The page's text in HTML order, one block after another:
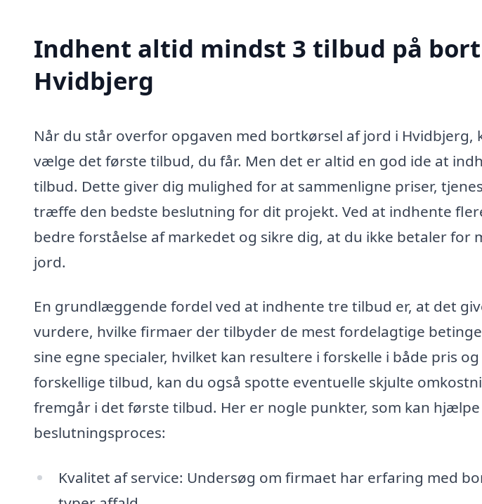
Indhent altid mindst 3 tilbud på
Hvidbjerg
Når du står overfor opgaven med bortkørsel af jord i
vælge det første tilbud, du får. Men det er altid en god ide at
tilbud. Dette giver dig mulighed for at sammenligne priser,
træffe den bedste beslutning for dit projekt. Ved at indhente
bedre forståelse af markedet og sikre dig, at du ikke betaler for
jord.
En grundlæggende fordel ved at indhente tre tilbud er, at det
vurdere, hvilke firmaer der tilbyder de mest fordelagtige
sine egne specialer, hvilket kan resultere i forskelle i både pris
forskellige tilbud, kan du også spotte eventuelle skjulte
fremgår i det første tilbud. Her er nogle punkter, som kan
beslutningsproces:
Kvalitet af service: Undersøg om firmaet har erfaring med